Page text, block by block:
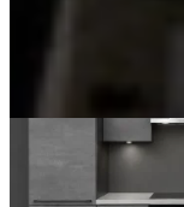
mee naar huis!
wensen. Met
Ontdek meer
Actie Keuken Evy 114